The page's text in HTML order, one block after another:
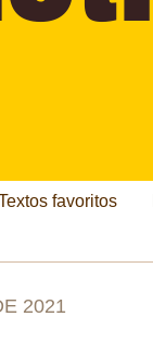
favoritos
2021